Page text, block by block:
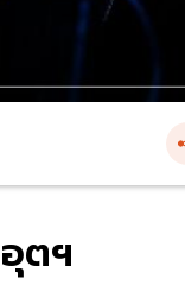
ตฯ